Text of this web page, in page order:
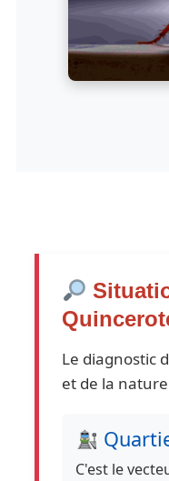
Le diagnostic
et de la
C'est le